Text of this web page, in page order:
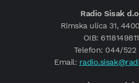
Radio Sisak
Rimska ulica 31,
OIB:
Telefon: 044/522
Email: